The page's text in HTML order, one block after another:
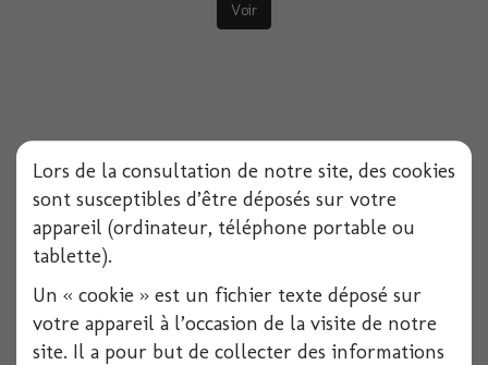
Voir
Pique bambou fourchette 90mm x100
Lors de la consultation de notre site, des cookies
sont susceptibles d’être déposés sur votre
appareil (ordinateur, téléphone portable ou
tablette).
Un « cookie » est un fichier texte déposé sur
votre appareil à l’occasion de la visite de notre
site. Il a pour but de collecter des informations